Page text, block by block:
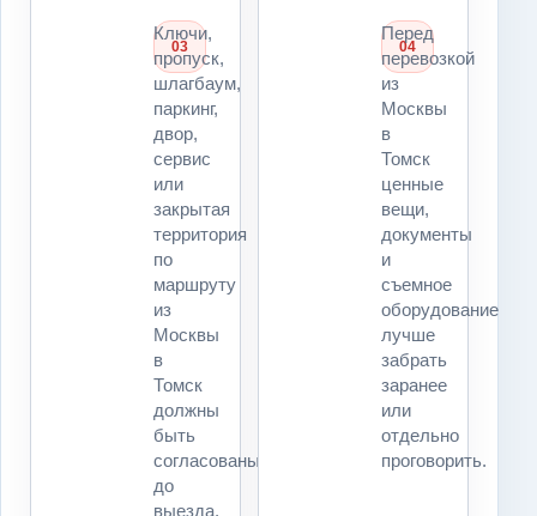
03
Ключи,
пропуск,
шлагбаум,
паркинг,
двор,
сервис
или
закрытая
территория
по
маршруту
из
Москвы
в
Томск
должны
быть
согласованы
до
выезда.
04
Перед
перевозкой
из
Москвы
в
Томск
ценные
вещи,
документы
и
съемное
оборудование
лучше
забрать
заранее
или
отдельно
проговорить.